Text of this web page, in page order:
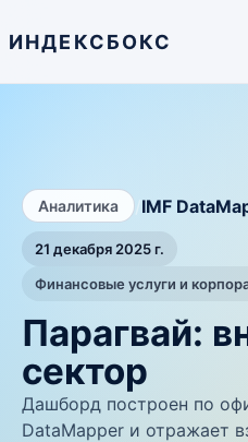
ИНДЕКСБОКС
Аналитика IMF
21 декабря 2025 г.
Финансовые услуги и
Парагвай:
сектор
Дашборд построен по
DataMapper и отражает